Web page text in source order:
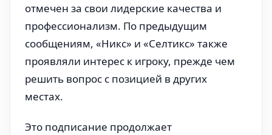
отмечен за свои лидерские качества и
профессионализм. По предыдущим
сообщениям, «Никс» и «Селтикс» также
проявляли интерес к игроку, прежде чем
решить вопрос с позицией в других
местах.
Это подписание продолжает